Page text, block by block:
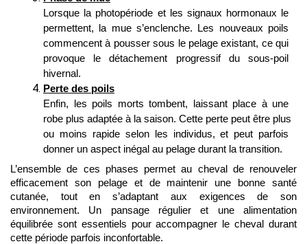
Lorsque la photopériode et les signaux hormonaux le
permettent, la mue s’enclenche. Les nouveaux poils
commencent à pousser sous le pelage existant, ce qui
provoque le détachement progressif du sous-poil
hivernal.
Perte des poils
Enfin, les poils morts tombent, laissant place à une
robe plus adaptée à la saison. Cette perte peut être plus
ou moins rapide selon les individus, et peut parfois
donner un aspect inégal au pelage durant la transition.
L’ensemble de ces phases permet au cheval de renouveler
efficacement son pelage et de maintenir une bonne santé
cutanée, tout en s’adaptant aux exigences de son
environnement. Un pansage régulier et une alimentation
équilibrée sont essentiels pour accompagner le cheval durant
cette période parfois inconfortable.